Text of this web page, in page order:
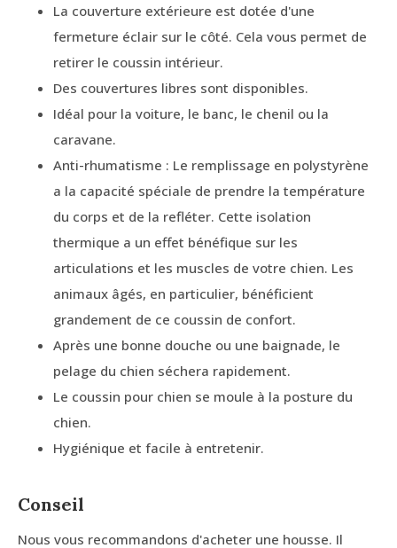
La couverture extérieure est dotée d'une
fermeture éclair sur le côté. Cela vous permet de
retirer le coussin intérieur.
Des couvertures libres sont disponibles.
Idéal pour la voiture, le banc, le chenil ou la
caravane.
Anti-rhumatisme : Le remplissage en polystyrène
a la capacité spéciale de prendre la température
du corps et de la refléter. Cette isolation
thermique a un effet bénéfique sur les
articulations et les muscles de votre chien. Les
animaux âgés, en particulier, bénéficient
grandement de ce coussin de confort.
Après une bonne douche ou une baignade, le
pelage du chien séchera rapidement.
Le coussin pour chien se moule à la posture du
chien.
Hygiénique et facile à entretenir.
Conseil
Nous vous recommandons d'acheter une housse. Il